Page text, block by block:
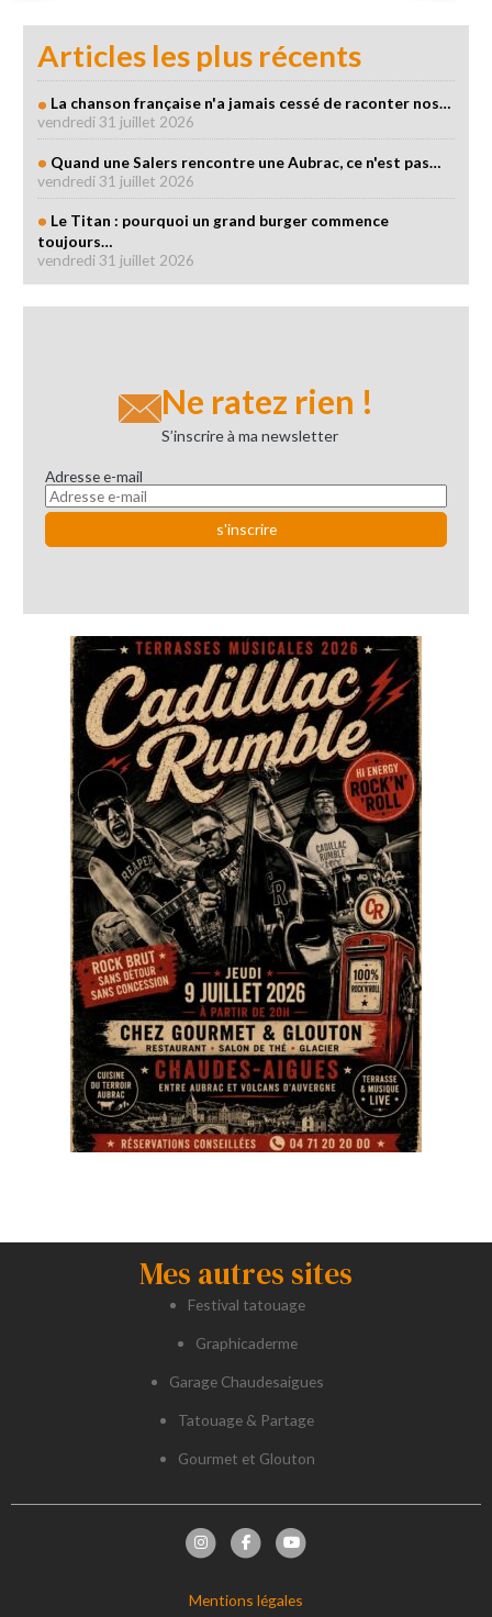
Articles les plus récents
La chanson française n'a jamais cessé de raconter nos…
vendredi 31 juillet 2026
Quand une Salers rencontre une Aubrac, ce n'est pas…
vendredi 31 juillet 2026
Le Titan : pourquoi un grand burger commence
toujours…
vendredi 31 juillet 2026
Ne ratez rien !
S’inscrire à ma newsletter
Adresse e-mail
Mes autres sites
Festival tatouage
Graphicaderme
Garage Chaudesaigues
Tatouage & Partage
Gourmet et Glouton
Mentions légales